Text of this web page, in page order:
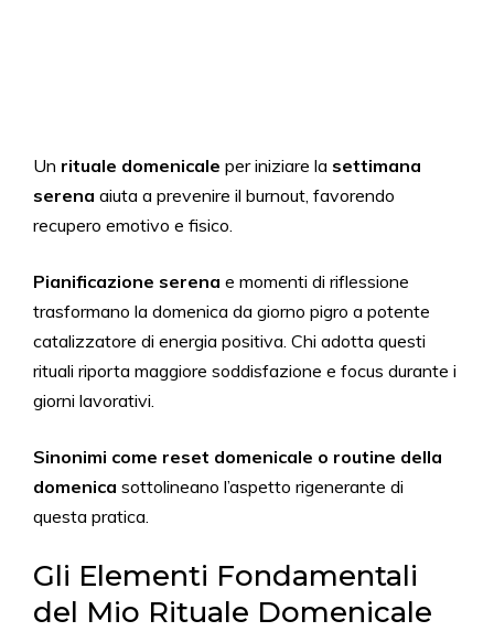
Un rituale domenicale per iniziare la settimana
serena aiuta a prevenire il burnout, favorendo
recupero emotivo e fisico.
Pianificazione serena e momenti di riflessione
trasformano la domenica da giorno pigro a potente
catalizzatore di energia positiva. Chi adotta questi
rituali riporta maggiore soddisfazione e focus durante i
giorni lavorativi.
Sinonimi come reset domenicale o routine della
domenica sottolineano l’aspetto rigenerante di
questa pratica.
Gli Elementi Fondamentali
del Mio Rituale Domenicale